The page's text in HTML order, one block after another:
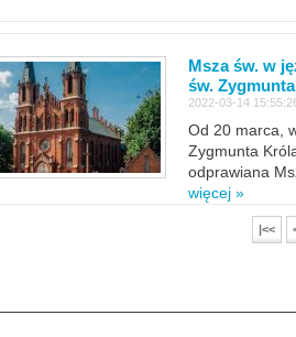
Msza św. w
św.
2022-03-14
Od 20 marca,
Zygmunta
odprawiana
więcej »
|<<